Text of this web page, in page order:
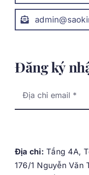
Đăng ký
Địa chỉ: Tầng 4A,
176/1 Nguyễn Văn